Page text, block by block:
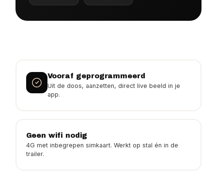
Vooraf geprogrammeerd
Uit de doos, aanzetten, direct live beeld in je
app.
Geen wifi nodig
4G met inbegrepen simkaart. Werkt op stal én in de
trailer.